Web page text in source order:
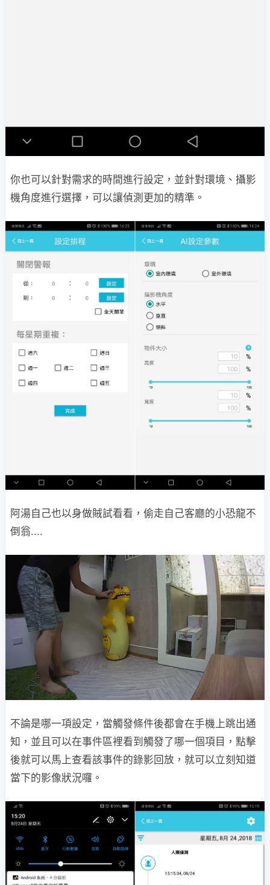
你也可以針對需求的時間進行設定，並針對環境、攝影
機角度進行選擇，可以讓偵測更加的精準。
阿湯自己也以身做賊試看看，偷走自己客廳的小恐龍不
倒翁....
不論是哪一項設定，當觸發條件後都會在手機上跳出通
知，並且可以在事件區裡看到觸發了哪一個項目，點擊
後就可以馬上查看該事件的錄影回放，就可以立刻知道
當下的影像狀況囉。